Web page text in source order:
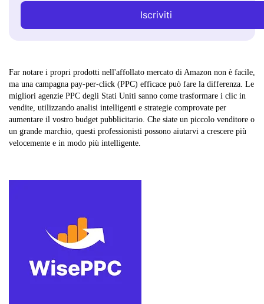
Iscriviti
Far notare i propri prodotti nell'affollato mercato di Amazon non è facile,
ma una campagna pay-per-click (PPC) efficace può fare la differenza. Le
migliori agenzie PPC degli Stati Uniti sanno come trasformare i clic in
vendite, utilizzando analisi intelligenti e strategie comprovate per
aumentare il vostro budget pubblicitario. Che siate un piccolo venditore o
un grande marchio, questi professionisti possono aiutarvi a crescere più
velocemente e in modo più intelligente.